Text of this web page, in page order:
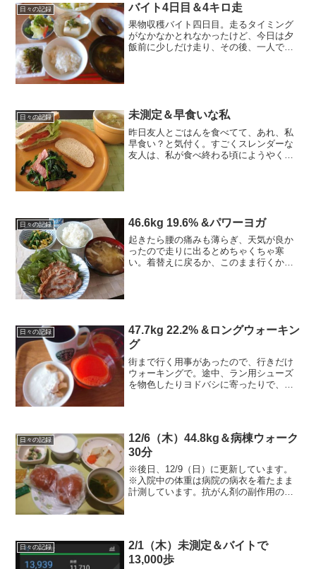
日々の記録 バイト4日目＆4キロ走
果物収穫バイト四日目。走るタイミング
がなかなかとれなかったけど、今日は夕
飯前に少しだけ走り、その後、一人で軽
日々の記録 未測定＆早食いな私
昨日友人とごはんを食べてて、あれ、私
早食い？と気付く。すごくスレンダーな
友人は、私が食べ終わる頃にようやく半
日々の記録 46.6kg 19.6% &パワーヨガ
起きたら腰の痛みも薄らぎ、天気が良か
ったので走りに出るとめちゃくちゃ寒
い。着替えに戻るか、このまま行くかと
日々の記録
47.7kg 22.2% &ロングウォーキン
グ
街まで行く用事があったので、行きだけ
ウォーキングで。途中、ラン用シューズ
を物色したりヨドバシに寄ったりで、止
日々の記録
12/6（木）44.8kg＆病棟ウォーク
30分
※後日、12/9（日）に更新しています。
※入院中の体重は病院の病衣を着たまま
計測しています。抗がん剤の副作用の吐
ごはん...
日々の記録
2/1（木）未測定＆バイトで
13,000歩